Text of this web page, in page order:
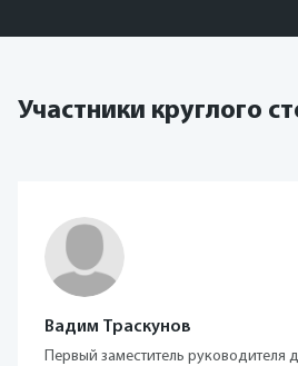
Участники круглого
Вадим Траскунов
Первый заместитель руководителя